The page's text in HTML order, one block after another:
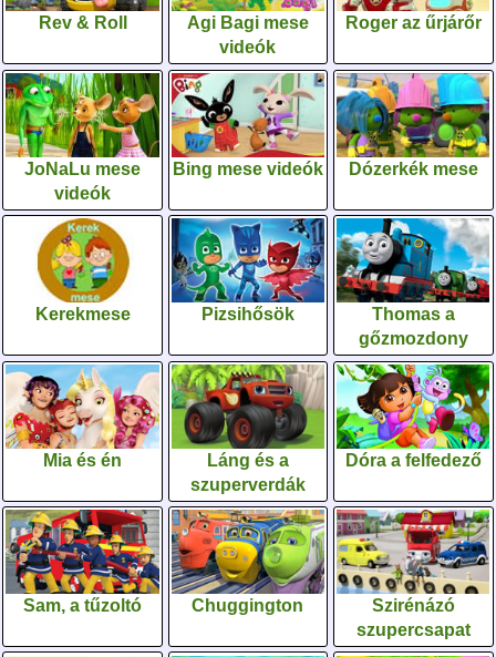
Rev & Roll
Agi Bagi mese
videók
Roger az űrjárőr
JoNaLu mese
videók
Bing mese videók Dózerkék mese
Kerekmese Pizsihősök
Thomas a
gőzmozdony
Mia és én
Láng és a
szuperverdák
Dóra a felfedező
Sam, a tűzoltó Chuggington
Szirénázó
szupercsapat